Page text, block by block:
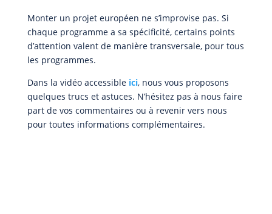
Monter un projet européen ne s’improvise pas. Si
chaque programme a sa spécificité, certains points
d’attention valent de manière transversale, pour tous
les programmes.
Dans la vidéo accessibleici, nous vous proposons
quelques trucs et astuces. N’hésitez pas à nous faire
part de vos commentaires ou à revenir vers nous
pour toutes informations complémentaires.